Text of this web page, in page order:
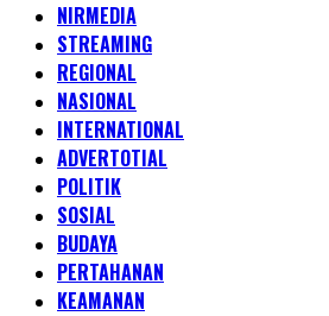
NIRMEDIA
STREAMING
REGIONAL
NASIONAL
INTERNATIONAL
ADVERTOTIAL
POLITIK
SOSIAL
BUDAYA
PERTAHANAN
KEAMANAN